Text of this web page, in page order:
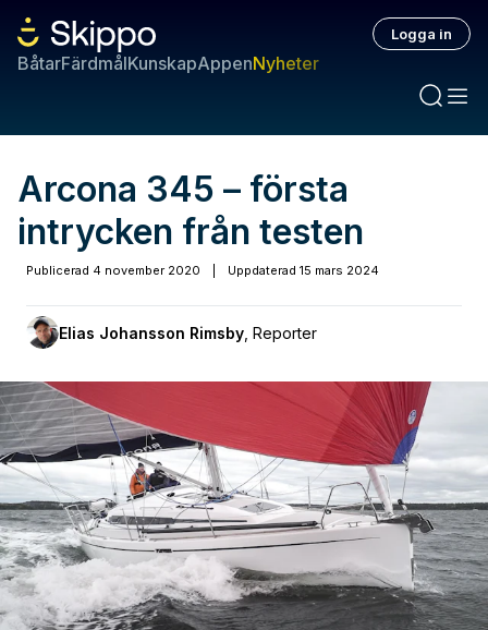
BåtarFärdmålKunskapAppenNyheter
Logga in
Arcona 345 – första
intrycken från testen
Publicerad 4 november 2020 Uppdaterad 15 mars 2024
Elias Johansson Rimsby Reporter